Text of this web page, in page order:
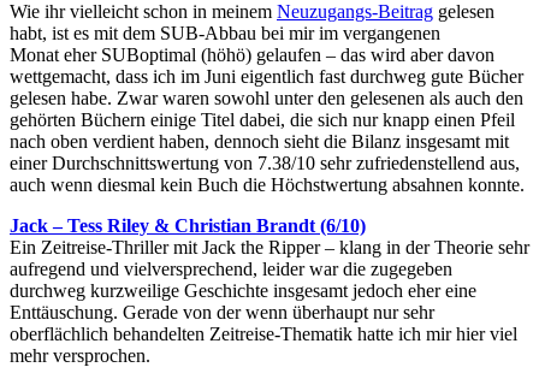
Wie ihr vielleicht schon in meinem Neuzugangs-Beitrag gelesen
habt, ist es mit dem SUB-Abbau bei mir im vergangenen
Monat eher SUBoptimal (höhö) gelaufen – das wird aber davon
wettgemacht, dass ich im Juni eigentlich fast durchweg gute Bücher
gelesen habe. Zwar waren sowohl unter den gelesenen als auch den
gehörten Büchern einige Titel dabei, die sich nur knapp einen Pfeil
nach oben verdient haben, dennoch sieht die Bilanz insgesamt mit
einer Durchschnittswertung von 7.38/10 sehr zufriedenstellend aus,
auch wenn diesmal kein Buch die Höchstwertung absahnen konnte.
Jack – Tess Riley & Christian Brandt (6/10)
Ein Zeitreise-Thriller mit Jack the Ripper – klang in der Theorie sehr
aufregend und vielversprechend, leider war die zugegeben
durchweg kurzweilige Geschichte insgesamt jedoch eher eine
Enttäuschung. Gerade von der wenn überhaupt nur sehr
oberflächlich behandelten Zeitreise-Thematik hatte ich mir hier viel
mehr versprochen.